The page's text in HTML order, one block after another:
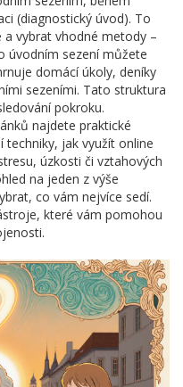
(diagnostický úvod). To
vybrat vhodné metody –
úvodním sezení můžete
domácí úkoly, deníky
sezeními. Tato struktura
pokroku.
najdete praktické
techniky, jak využít online
úzkosti či vztahových
na jeden z výše
co vám nejvíce sedí.
které vám pomohou